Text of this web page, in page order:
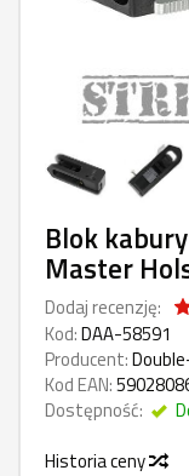
Blok
Master
Dodaj recenzję:
Kod:DAA-58591
Producent:
Kod EAN:
Dostępność:
Historia ceny